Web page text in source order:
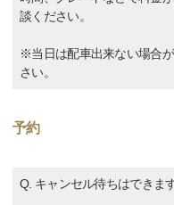
談ください。
※当日は配車出来ない場合
さい。
予約
Q. キャンセル待ちはできま